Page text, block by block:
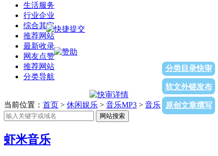
生活服务
行业企业
综合其它
推荐网站
最新收录
网友点赞
推荐网站
分类导航
分类目录快审
软文外链发布
原创文章撰写
当前位置： 首页 > 休闲娱乐 > 音乐MP3 > 音乐 > 虾米音乐
网站搜索
虾米音乐